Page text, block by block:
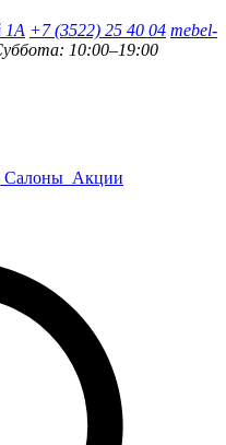
1А +7 (3522) 25 40 04 mebel-
10:00–19:00
Салоны Акции